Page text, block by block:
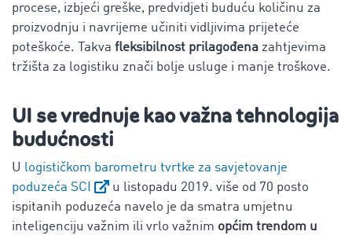
procese, izbjeći greške, predvidjeti buduću količinu za
proizvodnju i navrijeme učiniti vidljivima prijeteće
poteškoće. Takva fleksibilnost prilagođena zahtjevima
tržišta za logistiku znači bolje usluge i manje troškove.
UI se vrednuje kao važna tehnologija
budućnosti
U logističkom barometru tvrtke za savjetovanje
poduzeća SCI
u listopadu 2019. više od 70 posto
ispitanih poduzeća navelo je da smatra umjetnu
inteligenciju važnim ili vrlo važnim općim trendom u